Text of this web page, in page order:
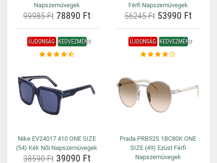
Napszemüvegek
99985 Ft78890 Ft
Férfi Napszemüvegek
56245 Ft53990 Ft
ÚJDONSÁG KEDVEZMÉNY
Nike EV24017 410 ONE SIZE
(54) Kék Női Napszemüvegek
38590 Ft39090 Ft
ÚJDONSÁG KEDVEZMÉNY
Prada PRB52S 1BC80K ONE
SIZE (49) Ezüst Férfi
Napszemüvegek